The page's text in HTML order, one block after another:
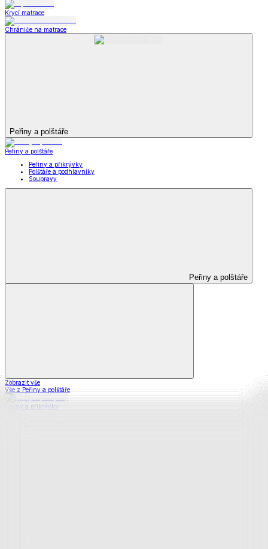
Krycí matrace
Chrániče na matrace
Peřiny a polštáře
Peřiny a polštáře
Peřiny a přikrývky
Polštáře a podhlavníky
Soupravy
Peřiny a polštáře
Zobrazit vše
Vše z Peřiny a polštáře
Peřiny a přikrývky